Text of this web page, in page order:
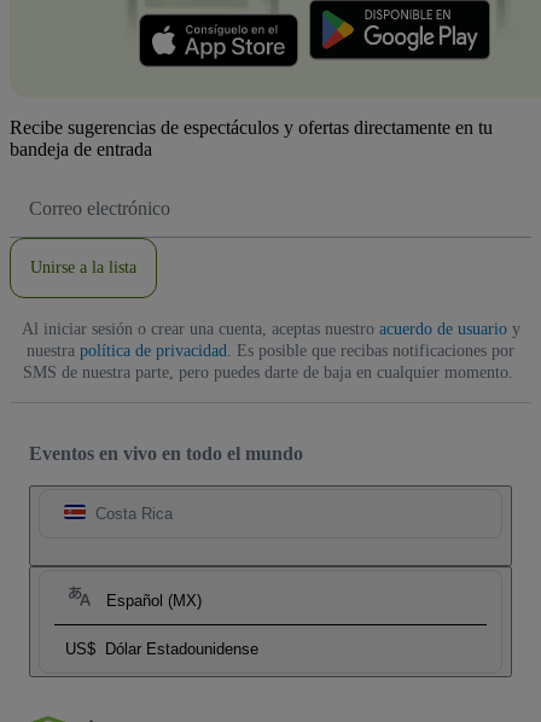
Recibe sugerencias de espectáculos y ofertas directamente en tu
bandeja de entrada
de
Unirse a la lista
Al iniciar sesión o crear una cuenta, aceptas nuestro acuerdo de usuarioy
nuestra política de privacidad. Es posible que recibas notificaciones por
SMS de nuestra parte, pero puedes darte de baja en cualquier momento.
Eventos en vivo en todo el mundo
Costa Rica
Español (MX)
US$ Dólar Estadounidense